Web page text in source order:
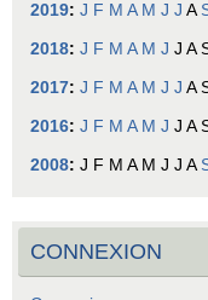
2019: J F M A M J J A
2018: J F M A M J J A
2017: J F M A M J J A
2016: J F M A M J J A
2008: J F M A M J J A
CONNEXION